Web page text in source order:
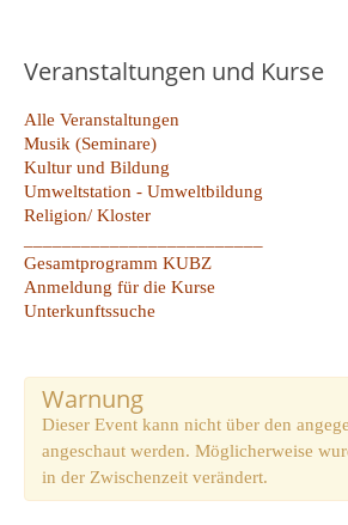
Veranstaltungen und Kurse
Alle Veranstaltungen
Musik (Seminare)
Kultur und Bildung
Umweltstation - Umweltbildung
Religion/ Kloster
Gesamtprogramm KUBZ
Anmeldung für die Kurse
Unterkunftssuche
Warnung
Dieser Event kann nicht über den
angeschaut werden. Möglicherweise
in der Zwischenzeit verändert.